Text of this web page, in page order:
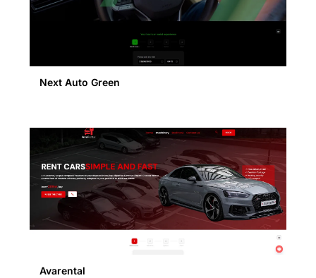
Next Auto Green
Avarental